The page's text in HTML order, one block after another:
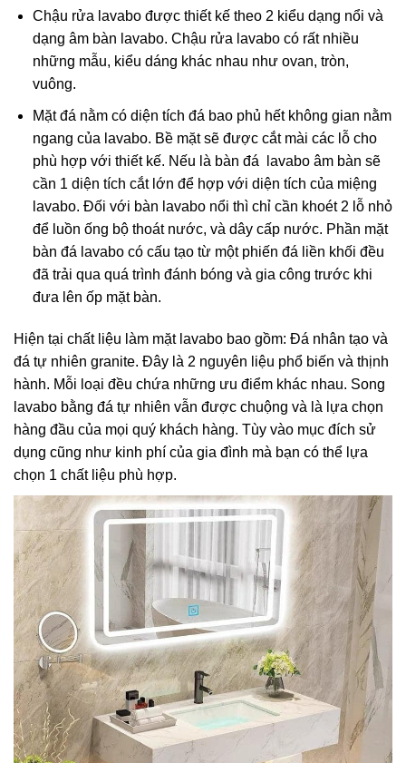
Chậu rửa lavabo được thiết kế theo 2 kiểu dạng nổi và
dạng âm bàn lavabo. Chậu rửa lavabo có rất nhiều
những mẫu, kiểu dáng khác nhau như ovan, tròn,
vuông.
Mặt đá nằm có diện tích đá bao phủ hết không gian nằm
ngang của lavabo. Bề mặt sẽ được cắt mài các lỗ cho
phù hợp với thiết kế. Nếu là bàn đá lavabo âm bàn sẽ
cần 1 diện tích cắt lớn để hợp với diện tích của miệng
lavabo. Đối với bàn lavabo nổi thì chỉ cần khoét 2 lỗ nhỏ
để luồn ống bộ thoát nước, và dây cấp nước. Phần mặt
bàn đá lavabo có cấu tạo từ một phiến đá liền khối đều
đã trải qua quá trình đánh bóng và gia công trước khi
đưa lên ốp mặt bàn.
Hiện tại chất liệu làm mặt lavabo bao gồm: Đá nhân tạo và
đá tự nhiên granite. Đây là 2 nguyên liệu phổ biến và thịnh
hành. Mỗi loại đều chứa những ưu điểm khác nhau. Song
lavabo bằng đá tự nhiên vẫn được chuộng và là lựa chọn
hàng đầu của mọi quý khách hàng. Tùy vào mục đích sử
dụng cũng như kinh phí của gia đình mà bạn có thể lựa
chọn 1 chất liệu phù hợp.